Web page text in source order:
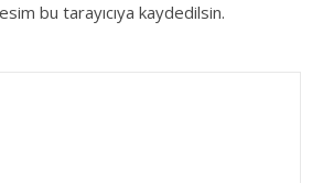
bu tarayıcıya kaydedilsin.